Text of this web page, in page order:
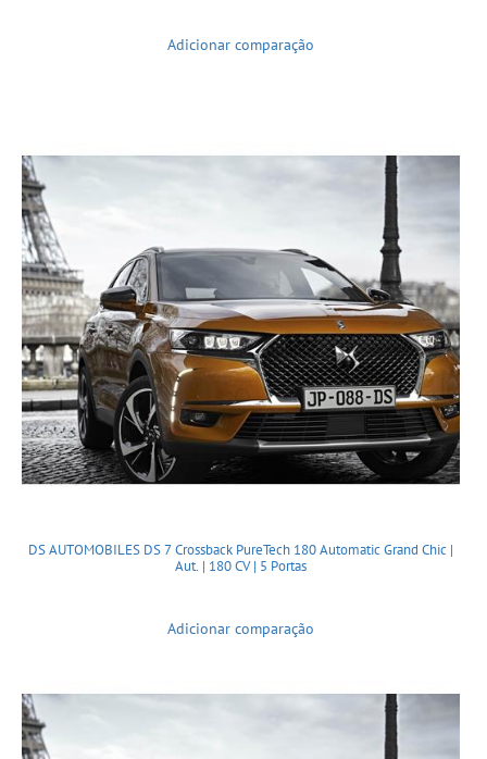
Adicionar comparação
DS AUTOMOBILES DS 7 Crossback PureTech 180 Automatic Grand Chic |
Aut. | 180 CV | 5 Portas
Adicionar comparação